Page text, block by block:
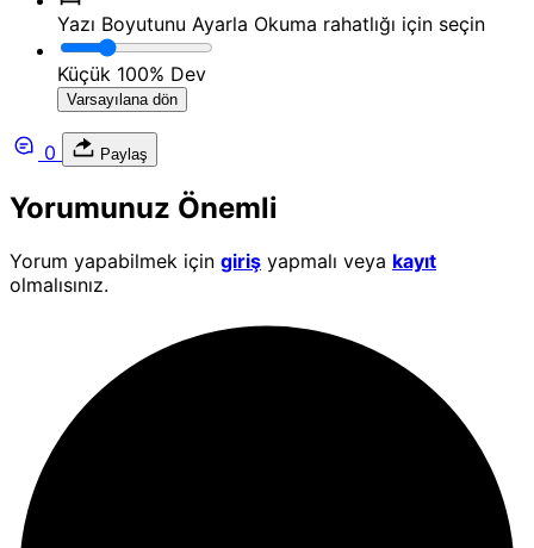
Yazı Boyutunu Ayarla Okuma rahatlığı için seçin
Küçük 100% Dev
Varsayılana dön
0 Paylaş
Yorumunuz Önemli
Yorum yapabilmek için giriş yapmalı veya kayıt
olmalısınız.